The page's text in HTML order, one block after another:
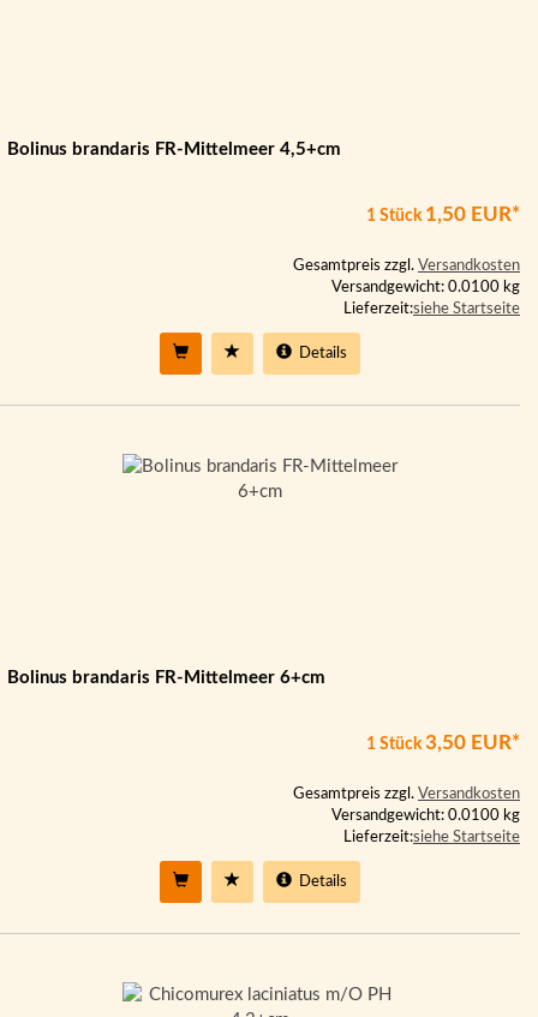
Bolinus brandaris FR-Mittelmeer 4,5+cm
1 Stück 1,50 EUR*
Gesamtpreis zzgl. Versandkosten
Versandgewicht: 0.0100 kg
Lieferzeit:siehe Startseite
Details
Bolinus brandaris FR-Mittelmeer 6+cm
1 Stück3,50 EUR*
Gesamtpreis zzgl. Versandkosten
Versandgewicht: 0.0100 kg
Lieferzeit:siehe Startseite
Details